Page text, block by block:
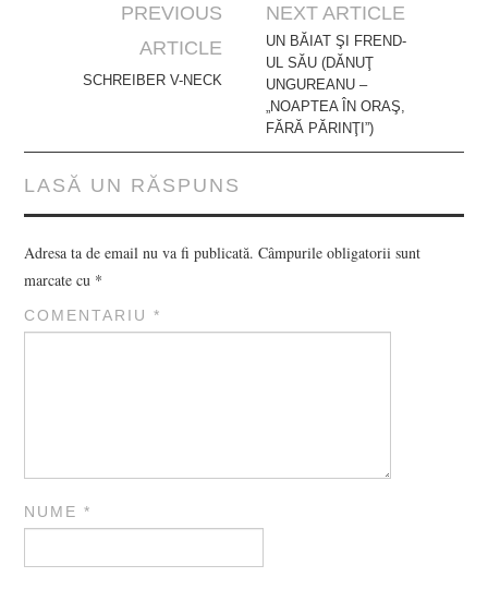
navigation
PREVIOUS
ARTICLE
SCHREIBER V-NECK
NEXT ARTICLE
UN BĂIAT ŞI FREND-
UL SĂU (DĂNUŢ
UNGUREANU –
„NOAPTEA ÎN ORAŞ,
FĂRĂ PĂRINŢI”)
LASĂ UN RĂSPUNS
Adresa ta de email nu va fi publicată. Câmpurile obligatorii sunt
marcate cu *
COMENTARIU*
NUME*